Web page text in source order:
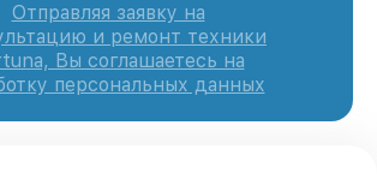
Отправляя заявку на
и ремонт техники
Вы соглашаетесь на
персональных данных